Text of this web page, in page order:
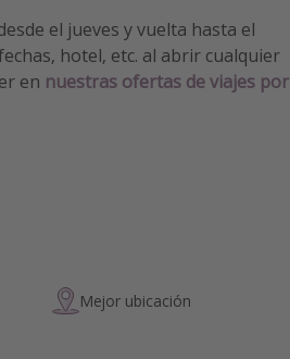
el jueves y vuelta hasta el
hotel, etc. al abrir cualquier
en nuestras ofertas de viajes por
Mejor ubicación